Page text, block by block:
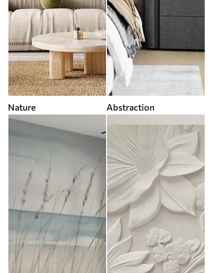
Nature Abstraction